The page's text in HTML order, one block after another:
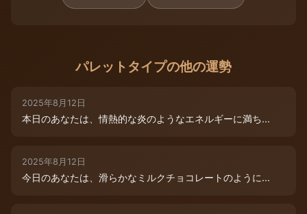
パレットタイプの他の運勢
2025年8月12日
本日のあなたは、情熱的な炎のようなエネルギーに満ち...
2025年8月12日
今日のあなたは、滑らかなミルクチョコレートのように...